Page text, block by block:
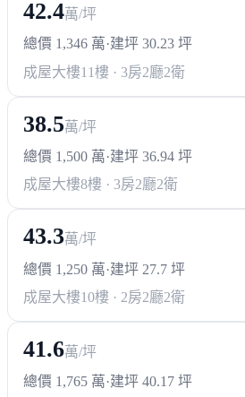
42.4萬/坪
總價 1,346 萬·建坪 30.23 坪
成屋大樓11樓 · 3房2廳2衛
38.5萬/坪
總價 1,500 萬·建坪 36.94 坪
成屋大樓8樓 · 3房2廳2衛
43.3萬/坪
總價 1,250 萬·建坪 27.7 坪
成屋大樓10樓 · 2房2廳2衛
41.6萬/坪
總價 1,765 萬·建坪 40.17 坪